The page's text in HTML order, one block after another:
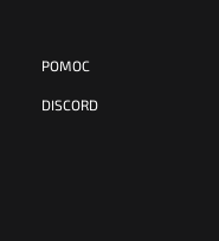
POMOC
DISCORD